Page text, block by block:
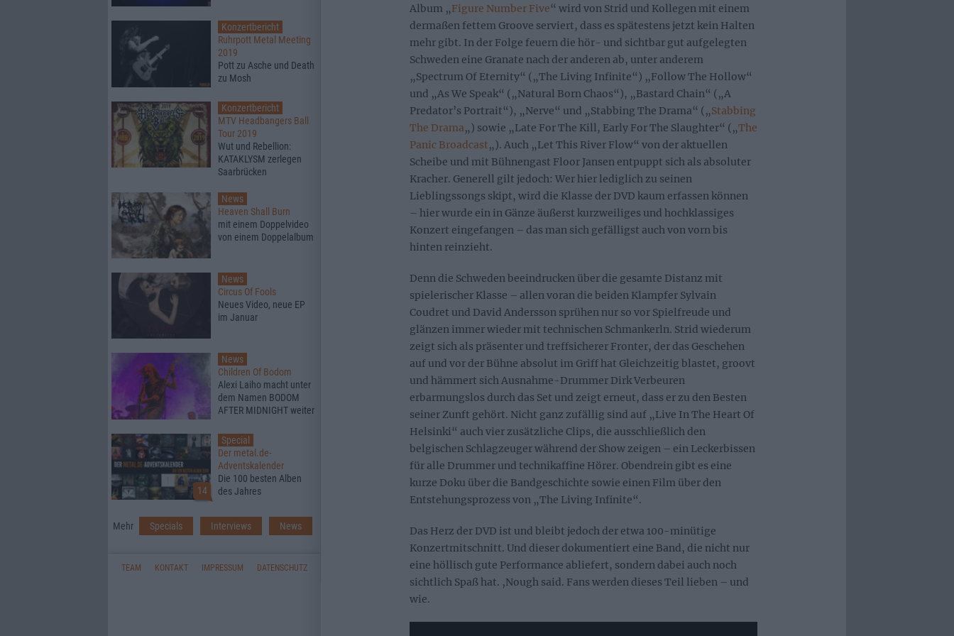
Album „Figure Number Five“ wird von Strid und Kollegen mit einem
dermaßen fettem Groove serviert, dass es spätestens jetzt kein Halten
mehr gibt. In der Folge feuern die hör- und sichtbar gut aufgelegten
Schweden eine Granate nach der anderen ab, unter anderem
„Spectrum Of Eternity“ („The Living Infinite“) „Follow The Hollow“
und „As We Speak“ („Natural Born Chaos“), „Bastard Chain“ („A
Predator’s Portrait“), „Nerve“ und „Stabbing The Drama“ („Stabbing
The Drama„) sowie „Late For The Kill, Early For The Slaughter“ („The
Panic Broadcast„). Auch „Let This River Flow“ von der aktuellen
Scheibe und mit Bühnengast Floor Jansen entpuppt sich als absoluter
Kracher. Generell gilt jedoch: Wer hier lediglich zu seinen
Lieblingssongs skipt, wird die Klasse der DVD kaum erfassen können
– hier wurde ein in Gänze äußerst kurzweiliges und hochklassiges
Konzert eingefangen – das man sich gefälligst auch von vorn bis
hinten reinzieht.
Denn die Schweden beeindrucken über die gesamte Distanz mit
spielerischer Klasse – allen voran die beiden Klampfer Sylvain
Coudret und David Andersson sprühen nur so vor Spielfreude und
glänzen immer wieder mit technischen Schmankerln. Strid wiederum
zeigt sich als präsenter und treffsicherer Fronter, der das Geschehen
auf und vor der Bühne absolut im Griff hat Gleichzeitig blastet, groovt
und hämmert sich Ausnahme-Drummer Dirk Verbeuren
erbarmungslos durch das Set und zeigt erneut, dass er zu den Besten
seiner Zunft gehört. Nicht ganz zufällig sind auf „Live In The Heart Of
Helsinki“ auch vier zusätzliche Clips, die ausschließlich den
belgischen Schlagzeuger während der Show zeigen – ein Leckerbissen
für alle Drummer und technikaffine Hörer. Obendrein gibt es eine
kurze Doku über die Bandgeschichte sowie einen Film über den
Entstehungsprozess von „The Living Infinite“.
Das Herz der DVD ist und bleibt jedoch der etwa 100-minütige
Konzertmitschnitt. Und dieser dokumentiert eine Band, die nicht nur
eine höllisch gute Performance abliefert, sondern dabei auch noch
sichtlich Spaß hat. ‚Nough said. Fans werden dieses Teil lieben – und
wie.
Konzertbericht
Ruhrpott Metal Meeting
2019
Pott zu Asche und Death
zu Mosh
Konzertbericht
MTV Headbangers Ball
Tour 2019
Wut und Rebellion:
KATAKLYSM zerlegen
Saarbrücken
News
Heaven Shall Burn
mit einem Doppelvideo
von einem Doppelalbum
News
Circus Of Fools
Neues Video, neue EP
im Januar
News
Children Of Bodom
Alexi Laiho macht unter
dem Namen BODOM
AFTER MIDNIGHT weiter
14
Special
Der metal.de-
Adventskalender
Die 100 besten Alben
des Jahres
Mehr Specials Interviews News
TEAM KONTAKT IMPRESSUM DATENSCHUTZ